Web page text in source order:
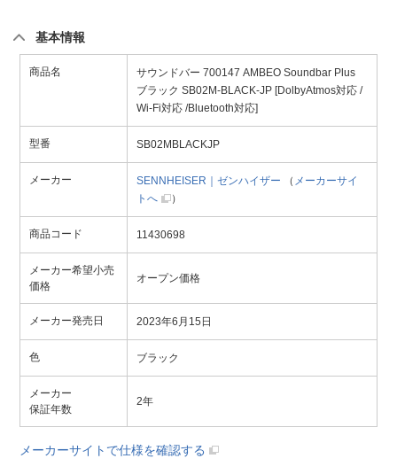
基本情報
商品名
サウンドバー 700147 AMBEO Soundbar Plus
ブラック SB02M-BLACK-JP [DolbyAtmos対応 /
Wi-Fi対応 /Bluetooth対応]
型番 SB02MBLACKJP
メーカー SENNHEISER｜ゼンハイザー （ メーカーサイ
トへ
）
商品コード 11430698
メーカー希望小売
価格
オープン価格
メーカー発売日 2023年6月15日
色 ブラック
メーカー
保証年数
2年
メーカーサイトで仕様を確認する